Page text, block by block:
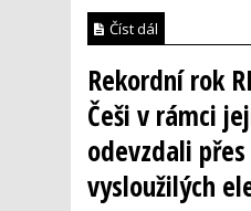
Číst dál
Rekordní rok
Češi v rámci
odevzdali
vysloužilých